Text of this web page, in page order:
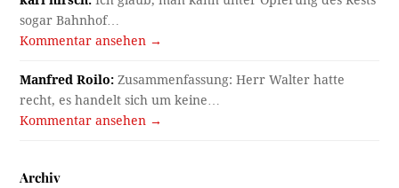
sogar Bahnhof…
Kommentar ansehen →
Manfred Roilo: Zusammenfassung: Herr Walter hatte
recht, es handelt sich um keine…
Kommentar ansehen →
Archiv